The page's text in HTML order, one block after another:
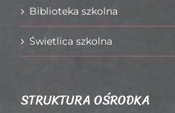
Biblioteka szkolna
Świetlica szkolna
STRUKTURA OŚRODKA